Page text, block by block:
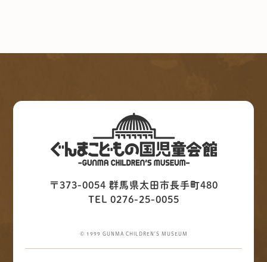
〒373-0054 群馬県太田市長手町480
TEL 0276-25-0055
© 1999 GUNMA CHILDREN'S MUSEUM